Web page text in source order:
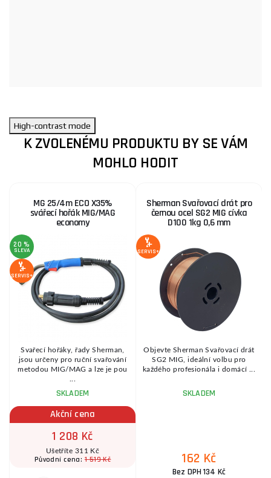
High-contrast mode
K ZVOLENÉMU PRODUKTU BY SE VÁM
MOHLO HODIT
MG 25/4m ECO X35%
svářecí hořák MIG/MAG
economy
20 %
SLEVA
SERVIS+
Svařecí hořáky, řady Sherman,
jsou určeny pro ruční svařování
metodou MIG/MAG a lze je pou
SKLADEM
Akční cena
1 208 Kč
Ušetříte 311 Kč
Původní cena:1 519 Kč
Sherman Svařovací drát pro
černou ocel SG2 MIG cívka
D100 1kg 0,6 mm
SERVIS+
Objevte Sherman Svařovací drát
SG2 MIG, ideální volbu pro
každého profesionála i domácí ...
SKLADEM
162 Kč
Bez DPH 134 Kč